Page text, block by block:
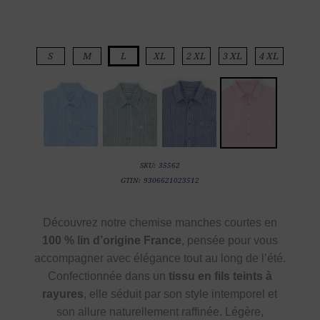
S M L XL 2 XL 3 XL 4 XL
SKU: 35562
GTIN: 9306621023512
Découvrez notre chemise manches courtes en
100 % lin d’origine France, pensée pour vous
accompagner avec élégance tout au long de l’été.
Confectionnée dans un tissu en fils teints à
rayures, elle séduit par son style intemporel et
son allure naturellement raffinée. Légère,